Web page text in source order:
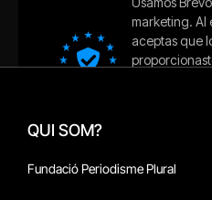
QUI SOM?
Fundació Periodisme Plural